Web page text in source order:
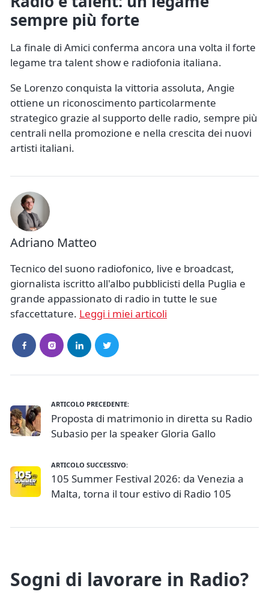
sempre più forte
La finale di Amici conferma ancora una volta il forte
legame tra talent show e radiofonia italiana.
Se Lorenzo conquista la vittoria assoluta, Angie
ottiene un riconoscimento particolarmente
strategico grazie al supporto delle radio, sempre più
centrali nella promozione e nella crescita dei nuovi
artisti italiani.
Adriano Matteo
Tecnico del suono radiofonico, live e broadcast,
giornalista iscritto all'albo pubblicisti della Puglia e
grande appassionato di radio in tutte le sue
sfaccettature. Leggi i miei articoli
ARTICOLO PRECEDENTE:
Proposta di matrimonio in diretta su Radio
Subasio per la speaker Gloria Gallo
ARTICOLO SUCCESSIVO:
105 Summer Festival 2026: da Venezia a
Malta, torna il tour estivo di Radio 105
Sogni di lavorare in Radio?